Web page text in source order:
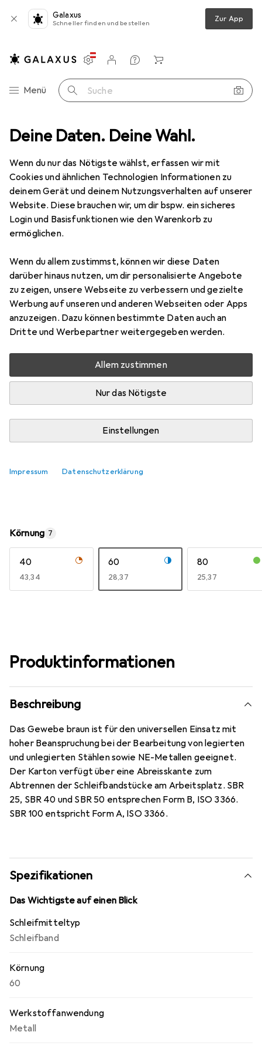
Deine Daten. Deine Wahl.
Wenn du nur das Nötigste wählst, erfassen wir mit
Cookies und ähnlichen Technologien Informationen zu
deinem Gerät und deinem Nutzungsverhalten auf unserer
Website. Diese brauchen wir, um dir bspw. ein sicheres
Login und Basisfunktionen wie den Warenkorb zu
ermöglichen.
Wenn du allem zustimmst, können wir diese Daten
darüber hinaus nutzen, um dir personalisierte Angebote
zu zeigen, unsere Webseite zu verbessern und gezielte
Werbung auf unseren und anderen Webseiten oder Apps
anzuzeigen. Dazu können bestimmte Daten auch an
Dritte und Werbepartner weitergegeben werden.
Allem zustimmen
Nur das Nötigste
Einstellungen
Impressum Datenschutzerklärung
Galaxus
Schneller finden und bestellen Zur App
Navigation nach Kategorien
Menü Suche
Einstellungen
Kundenkonto
Vergleichslisten
Merklisten
Warenkorb
Schleifmittel Pferd Schleifbandrolle SBR60
3 Bilder
PferdSchleifbandrolle SBR60
Preis in EUR inkl. MwSt.
EUR
28,37
Bewertungen
Zwischen Mo, 17.8. und Do, 20.8. geliefert
Nur 2 Stück an Lager beim Lieferanten
Benachrichtigen, wenn schneller verfügbar
In den Warenkorb
Körnung 7
40
EUR
43,34
60
EUR
28,37
80
EUR
25,37
Produktinformationen
Beschreibung
Das Gewebe braun ist für den universellen Einsatz mit
hoher Beanspruchung bei der Bearbeitung von legierten
und unlegierten Stählen sowie NE-Metallen geeignet.
Der Karton verfügt über eine Abreisskante zum
Abtrennen der Schleifbandstücke am Arbeitsplatz. SBR
25, SBR 40 und SBR 50 entsprechen Form B, ISO 3366.
SBR 100 entspricht Form A, ISO 3366.
Spezifikationen
Das Wichtigste auf einen Blick
Schleifmitteltyp
Schleifband
Körnung
60
Werkstoffanwendung
Metall